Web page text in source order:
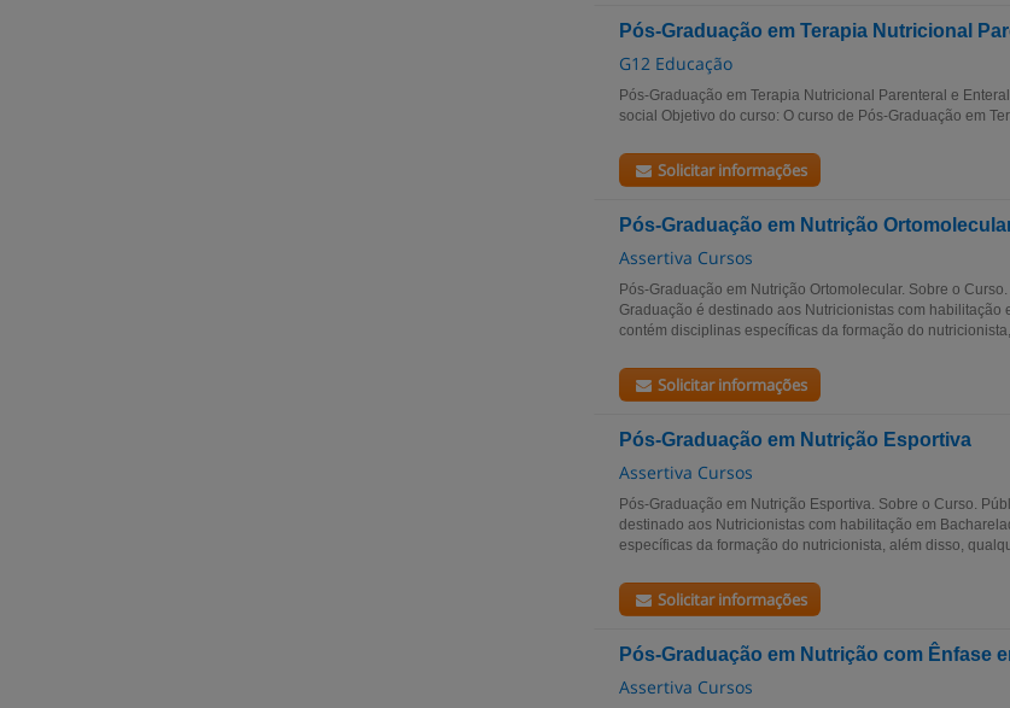
Pós-Graduação em Terapia Nutricional
G12 Educação
Pós-Graduação em Terapia Nutricional Parenteral e
social Objetivo do curso: O curso de Pós-Graduação em
Solicitar informações
Pós-Graduação em Nutrição
Assertiva Cursos
Pós-Graduação em Nutrição Ortomolecular. Sobre o
Graduação é destinado aos Nutricionistas com habilitação
contém disciplinas específicas da formação do
Solicitar informações
Pós-Graduação em Nutrição Esportiva
Assertiva Cursos
Pós-Graduação em Nutrição Esportiva. Sobre o Curso.
destinado aos Nutricionistas com habilitação em
específicas da formação do nutricionista, além disso,
Solicitar informações
Pós-Graduação em Nutrição com Ênfase
Assertiva Cursos